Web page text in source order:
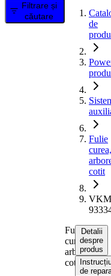
Filtrare și
căutare
de
Fulie
curea,
cotit
VKM
Fulie
curea,
arbore
cotit
Detalii
despre
produs
de